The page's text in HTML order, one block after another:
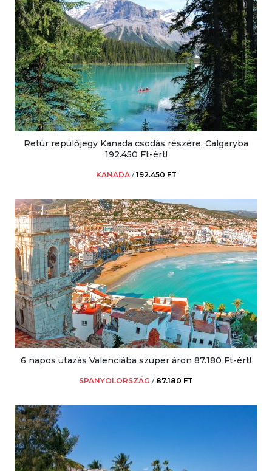
Retúr repülőjegy Kanada csodás részére, Calgaryba
192.450 Ft-ért!
KANADA /192.450 FT
6 napos utazás Valenciába szuper áron 87.180 Ft-ért!
SPANYOLORSZÁG / 87.180 FT